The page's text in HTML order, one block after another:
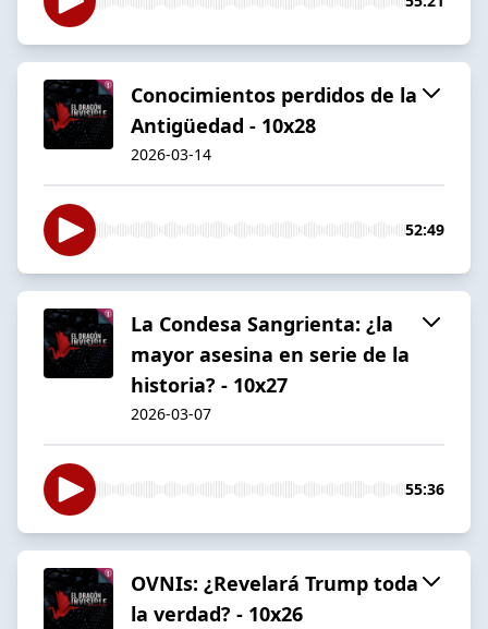
Conocimientos perdidos de la
Antigüedad - 10x28
2026-03-14
52:49
La Condesa Sangrienta: ¿la
mayor asesina en serie de la
historia? - 10x27
2026-03-07
55:36
OVNIs: ¿Revelará Trump toda
la verdad? - 10x26